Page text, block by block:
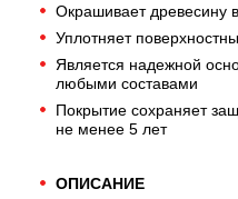
Окрашивает древесину
Уплотняет
Является надежной
любыми составами
Покрытие сохраняет
не менее 5 лет
ОПИСАНИЕ